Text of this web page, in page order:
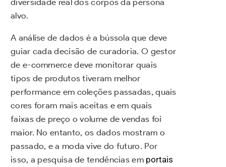
alvo.
A análise de dados é a bússola que deve
guiar cada decisão de curadoria. O gestor
de e-commerce deve monitorar quais
tipos de produtos tiveram melhor
performance em coleções passadas, quais
cores foram mais aceitas e em quais
faixas de preço o volume de vendas foi
maior. No entanto, os dados mostram o
passado, e a moda vive do futuro. Por
isso, a pesquisa de tendências em portais